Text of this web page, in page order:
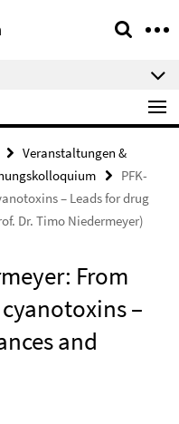
Veranstaltungen &
PFK-
– Leads for drug
Dr. Timo Niedermeyer)
From
–
and